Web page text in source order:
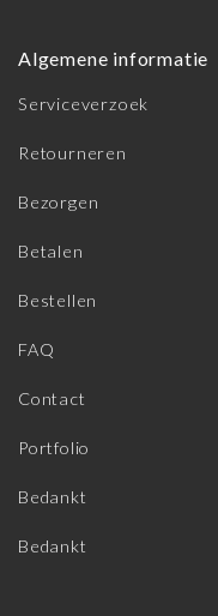
Algemene informatie
Serviceverzoek
Retourneren
Bezorgen
Betalen
Bestellen
FAQ
Contact
Portfolio
Bedankt
Bedankt